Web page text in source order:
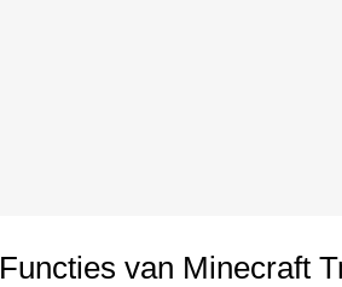
Functies van Minecraft